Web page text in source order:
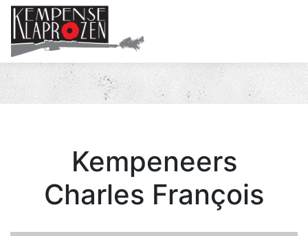
Kempeneers
Charles François